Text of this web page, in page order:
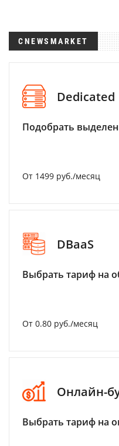
CNEWSMARKET
Dedicated
Подобрать
От 1499 руб./месяц
DBaaS
Выбрать тариф на
От 0.80 руб./месяц
Онлайн-
Выбрать тариф на